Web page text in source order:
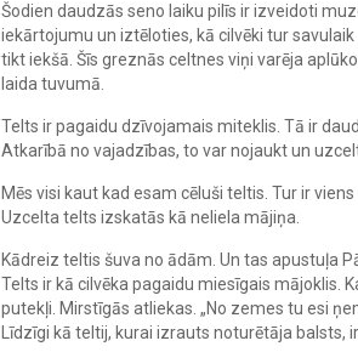
Šodien daudzās seno laiku pilīs ir izveidoti
iekārtojumu un iztēloties, kā cilvēki tur
tikt iekšā. Šīs greznās celtnes viņi varēja
laida tuvumā.
Telts ir pagaidu dzīvojamais miteklis. Tā ir
Atkarībā no vajadzības, to var nojaukt un
Mēs visi kaut kad esam cēluši teltis. Tur ir
Uzcelta telts izskatās kā neliela mājiņa.
Kādreiz teltis šuva no ādām. Un tas apustuļa
Telts ir kā cilvēka pagaidu miesīgais mājoklis.
putekļi. Mirstīgās atliekas. „No zemes tu esi
Līdzīgi kā teltij, kurai izrauts noturētāja balsts,